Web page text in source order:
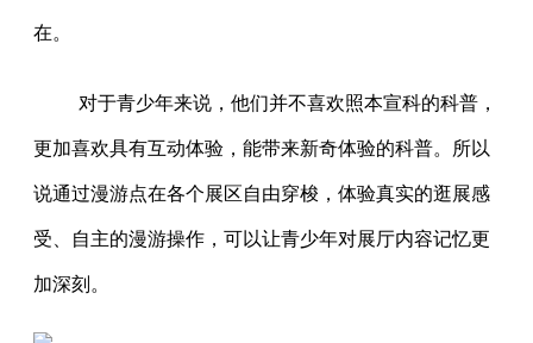
在。
对于青少年来说，他们并不喜欢照本宣科的科普，
更加喜欢具有互动体验，能带来新奇体验的科普。所以
说通过漫游点在各个展区自由穿梭，体验真实的逛展感
受、自主的漫游操作，可以让青少年对展厅内容记忆更
加深刻。